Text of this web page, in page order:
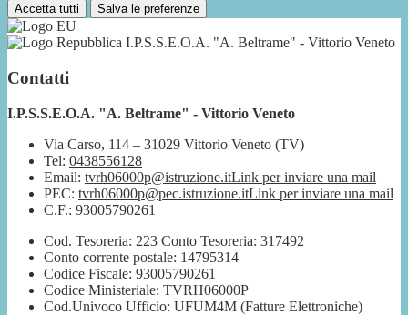
Accetta tutti Salva le preferenze
I.P.S.S.E.O.A. "A. Beltrame" - Vittorio Veneto
Contatti
I.P.S.S.E.O.A. "A. Beltrame" - Vittorio Veneto
Via Carso, 114 – 31029 Vittorio Veneto (TV)
Tel: 0438556128
Email: tvrh06000p@istruzione.itLink per inviare una mail
PEC: tvrh06000p@pec.istruzione.itLink per inviare una mail
C.F.: 93005790261
Cod. Tesoreria: 223 Conto Tesoreria: 317492
Conto corrente postale: 14795314
Codice Fiscale: 93005790261
Codice Ministeriale: TVRH06000P
Cod.Univoco Ufficio: UFUM4M (Fatture Elettroniche)